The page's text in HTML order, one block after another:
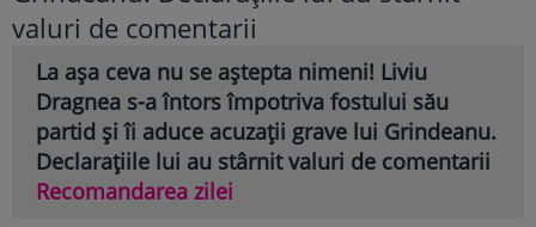
La așa ceva nu se aștepta nimeni! Liviu
Dragnea s-a întors împotriva fostului său
partid și îi aduce acuzații grave lui Grindeanu.
Declarațiile lui au stârnit valuri de comentarii
Recomandarea zilei